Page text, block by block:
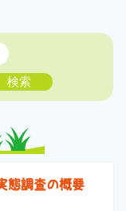
検索
態調査の概要